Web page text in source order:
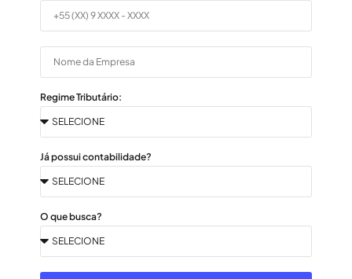
Regime Tributário:
Já possui contabilidade?
O que busca?